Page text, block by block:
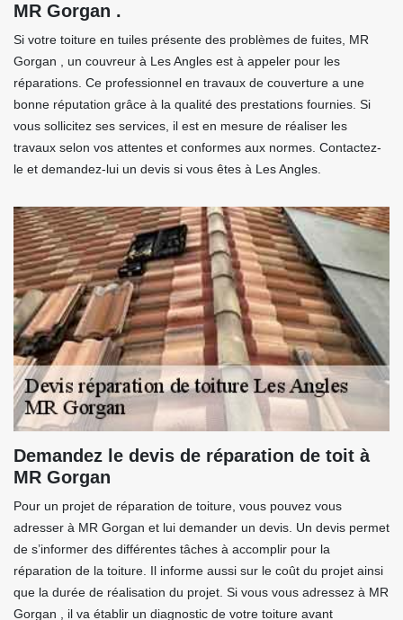
MR Gorgan .
Si votre toiture en tuiles présente des problèmes de fuites, MR
Gorgan , un couvreur à Les Angles est à appeler pour les
réparations. Ce professionnel en travaux de couverture a une
bonne réputation grâce à la qualité des prestations fournies. Si
vous sollicitez ses services, il est en mesure de réaliser les
travaux selon vos attentes et conformes aux normes. Contactez-
le et demandez-lui un devis si vous êtes à Les Angles.
Demandez le devis de réparation de toit à
MR Gorgan
Pour un projet de réparation de toiture, vous pouvez vous
adresser à MR Gorgan et lui demander un devis. Un devis permet
de s’informer des différentes tâches à accomplir pour la
réparation de la toiture. Il informe aussi sur le coût du projet ainsi
que la durée de réalisation du projet. Si vous vous adressez à MR
Gorgan , il va établir un diagnostic de votre toiture avant